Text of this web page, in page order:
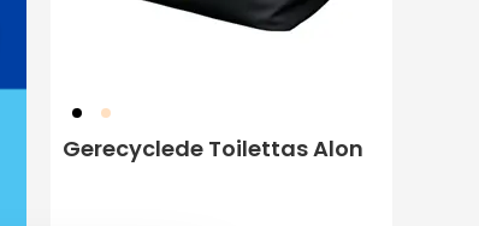
001 357
Gerecyclede Toilettas Alon